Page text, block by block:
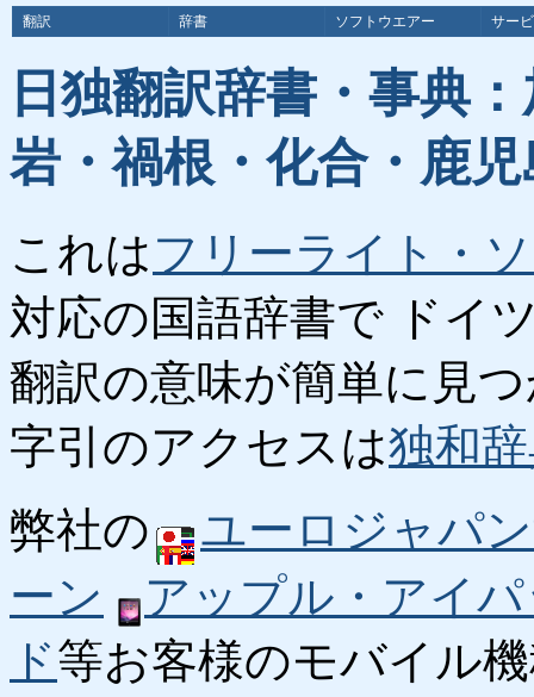
翻訳 辞書 ソフトウエアー サー
日独翻訳辞書・事典
岩・禍根・化合・鹿
これはフリーライト・
対応の国語辞書で ドイ
翻訳の意味が簡単に見
字引のアクセスは独和
弊社の
ユーロジャパ
ーン
アップル・アイ
ド等お客様のモバイル